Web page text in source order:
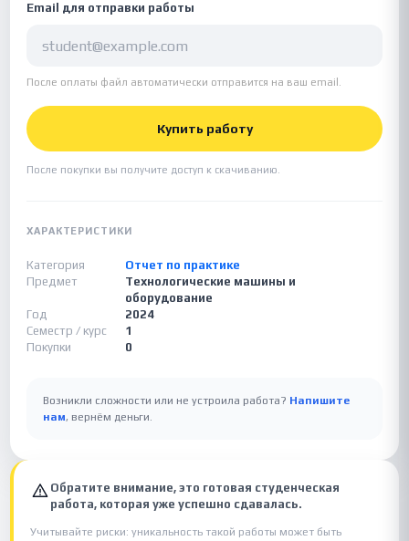
Email для отправки работы
После оплаты файл автоматически отправится на ваш email.
Купить работу
После покупки вы получите доступ к скачиванию.
ХАРАКТЕРИСТИКИ
Категория
Отчет по практике
Предмет
Технологические машины и
оборудование
Год
2024
Семестр / курс
1
Покупки
0
Возникли сложности или не устроила работа? Напишите
нам, вернём деньги.
Обратите внимание, это готовая студенческая
работа, которая уже успешно сдавалась.
Учитывайте риски: уникальность такой работы может быть